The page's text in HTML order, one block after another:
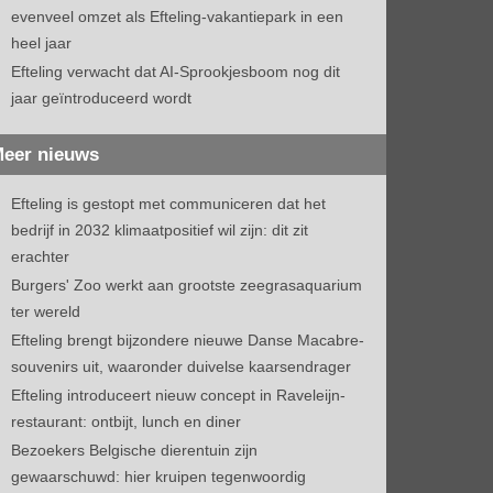
evenveel omzet als Efteling-vakantiepark in een
heel jaar
Efteling verwacht dat AI-Sprookjesboom nog dit
jaar geïntroduceerd wordt
nieuws
Efteling is gestopt met communiceren dat het
bedrijf in 2032 klimaatpositief wil zijn: dit zit
erachter
Burgers' Zoo werkt aan grootste zeegrasaquarium
ter wereld
Efteling brengt bijzondere nieuwe Danse Macabre-
souvenirs uit, waaronder duivelse kaarsendrager
Efteling introduceert nieuw concept in Raveleijn-
restaurant: ontbijt, lunch en diner
Bezoekers Belgische dierentuin zijn
gewaarschuwd: hier kruipen tegenwoordig